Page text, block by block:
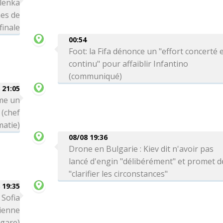
de
00:54
Foot: la Fifa dénonce un "effort concerté
continu" pour affaiblir Infantino
(communiqué)
un
08/08 19:36
Drone en Bulgarie : Kiev dit n'avoir pas
lancé d'engin "délibérément" et promet
"clarifier les circonstances"